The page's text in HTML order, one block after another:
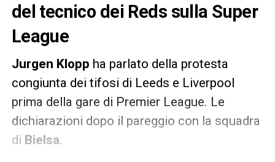
del tecnico dei Reds sulla Super
League
Jurgen Klopp ha parlato della protesta
congiunta dei tifosi di Leeds e Liverpool
prima della gare di Premier League. Le
dichiarazioni dopo il pareggio con la squadra
di Bielsa.